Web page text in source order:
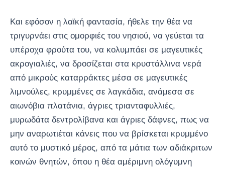
Και εφόσον η λαϊκή φαντασία, ήθελε την θέα να
τριγυρνάει στις ομορφιές του νησιού, να γεύεται τα
υπέροχα φρούτα του, να κολυμπάει σε μαγευτικές
ακρογιαλιές, να δροσίζεται στα κρυστάλλινα νερά
από μικρούς καταρράκτες μέσα σε μαγευτικές
λιμνούλες, κρυμμένες σε λαγκάδια, ανάμεσα σε
αιωνόβια πλατάνια, άγριες τριανταφυλλιές,
μυρωδάτα δεντρολίβανα και άγριες δάφνες, πως να
μην αναρωτιέται κάνεις που να βρίσκεται κρυμμένο
αυτό το μυστικό μέρος, από τα μάτια των αδιάκριτων
κοινών θνητών, όπου η θέα αμέριμνη ολόγυμνη